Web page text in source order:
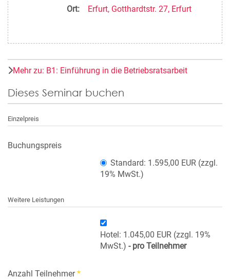
Ort:
Erfurt, Gotthardtstr. 27, Erfurt
Mehr zu: B1: Einführung in die Betriebsratsarbeit
Dieses Seminar buchen
Einzelpreis
Buchungspreis
Standard: 1.595,00 EUR (zzgl.
19% MwSt.)
Weitere Leistungen
Hotel: 1.045,00 EUR (zzgl. 19%
MwSt.) - pro Teilnehmer
Anzahl Teilnehmer*